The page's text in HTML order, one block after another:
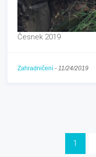
Česnek 2019
Zahradničení - 11/24/2019
1